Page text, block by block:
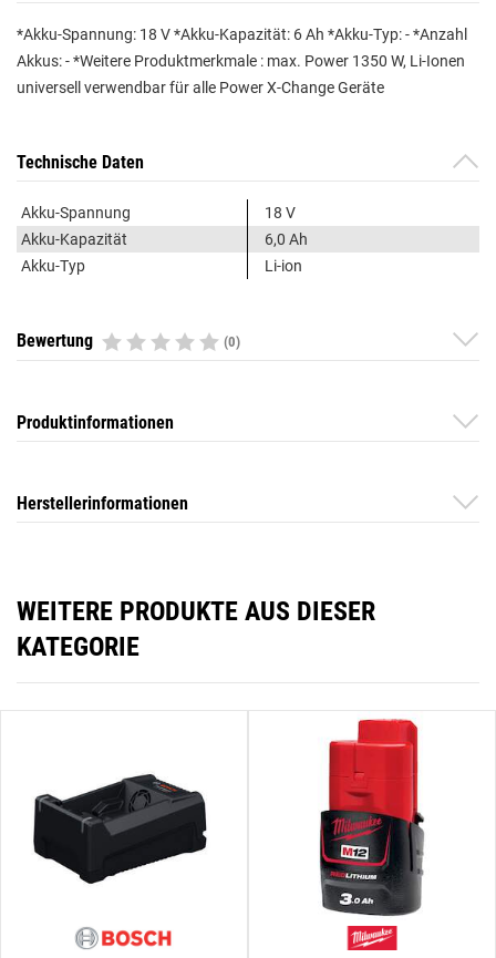
*Akku-Spannung: 18 V *Akku-Kapazität: 6 Ah *Akku-Typ: - *Anzahl
Akkus: - *Weitere Produktmerkmale : max. Power 1350 W, Li-Ionen
universell verwendbar für alle Power X-Change Geräte
Technische Daten
Akku-Spannung
18 V
Akku-Kapazität
6,0 Ah
Akku-Typ
Li-ion
Bewertung (0)
Produktinformationen
Herstellerinformationen
WEITERE PRODUKTE AUS DIESER
KATEGORIE